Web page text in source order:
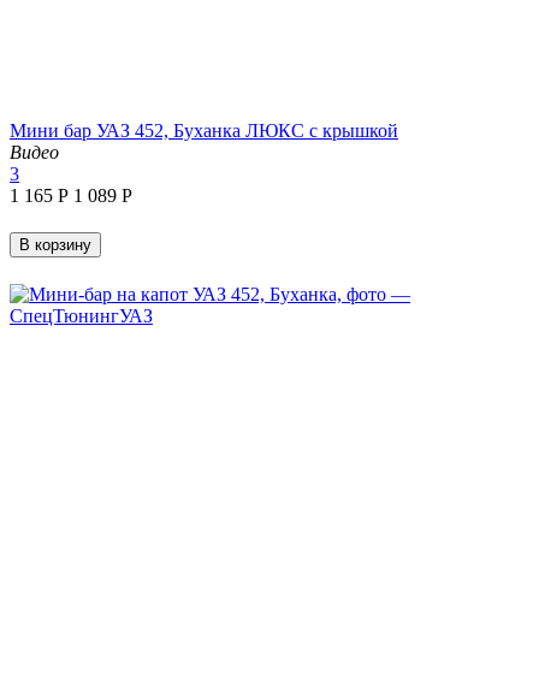
Мини бар УАЗ 452, Буханка ЛЮКС с крышкой
Видео
3
1 165 Р 1 089 Р
В корзину